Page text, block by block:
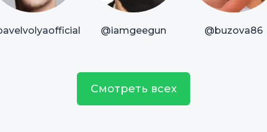
@iamgeegun @buzova86
Смотреть всех